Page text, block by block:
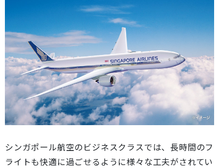
シンガポール航空のビジネスクラスでは、長時間のフ
ライトも快適に過ごせるように様々な工夫がされてい